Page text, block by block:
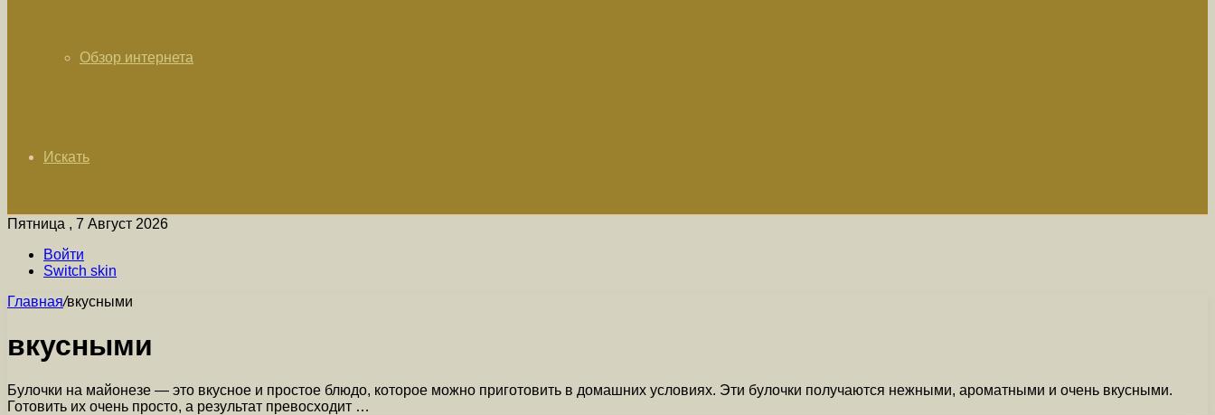
Обзор интернета
Искать
Пятница , 7 Август 2026
Войти
Switch skin
Главная/вкусными
вкусными
Булочки на майонезе — это вкусное и простое блюдо, которое можно приготовить в домашних условиях. Эти булочки получаются нежными, ароматными и очень вкусными.
Готовить их очень просто, а результат превосходит …